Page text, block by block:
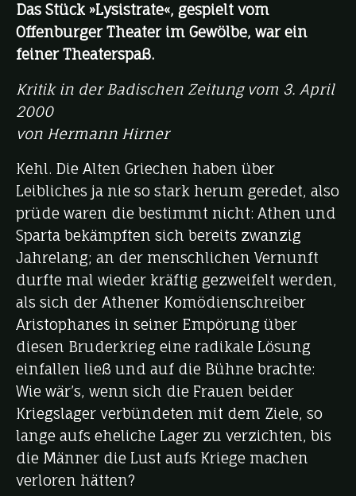
Das Stück »Lysistrate«, gespielt vom
Offenburger Theater im Gewölbe, war ein
feiner Theaterspaß.
Kritik in der Badischen Zeitung vom 3. April
2000
von Hermann Hirner
Kehl. Die Alten Griechen haben über
Leibliches ja nie so stark herum geredet, also
prüde waren die bestimmt nicht: Athen und
Sparta bekämpften sich bereits zwanzig
Jahrelang; an der menschlichen Vernunft
durfte mal wieder kräftig gezweifelt werden,
als sich der Athener Komödienschreiber
Aristophanes in seiner Empörung über
diesen Bruderkrieg eine radikale Lösung
einfallen ließ und auf die Bühne brachte:
Wie wär’s, wenn sich die Frauen beider
Kriegslager verbündeten mit dem Ziele, so
lange aufs eheliche Lager zu verzichten, bis
die Männer die Lust aufs Kriege machen
verloren hätten?